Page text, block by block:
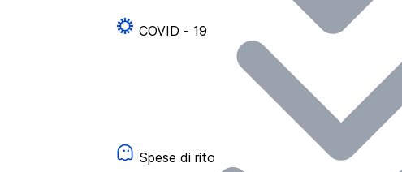
COVID - 19
Spese di rito